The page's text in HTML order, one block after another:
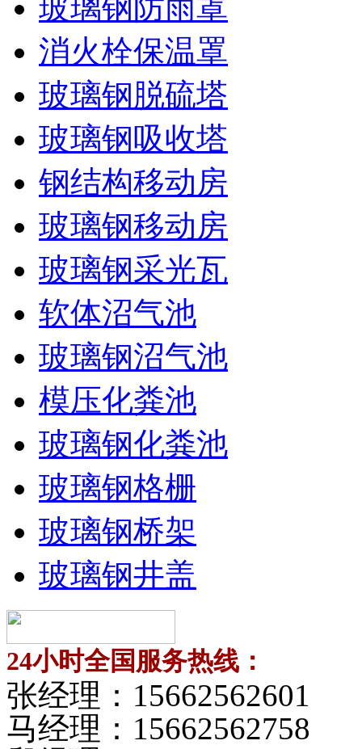
玻璃钢防雨罩
消火栓保温罩
玻璃钢脱硫塔
玻璃钢吸收塔
钢结构移动房
玻璃钢移动房
玻璃钢采光瓦
软体沼气池
玻璃钢沼气池
模压化粪池
玻璃钢化粪池
玻璃钢格栅
玻璃钢桥架
玻璃钢井盖
24小时全国服务热线：
张经理： 15662562601
马经理： 15662562758